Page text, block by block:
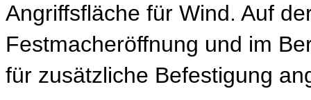
Angriffsfläche für Wind. Auf
Festmacheröffnung und im
für zusätzliche Befestigung